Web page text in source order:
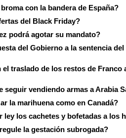
con la bandera de España?
del Black Friday?
podrá agotar su mandato?
del Gobierno a la sentencia
traslado de los restos de Franco
seguir vendiendo armas a Arabia
la marihuena como en Canadá?
ley los cachetes y bofetadas a los
la gestación subrogada?